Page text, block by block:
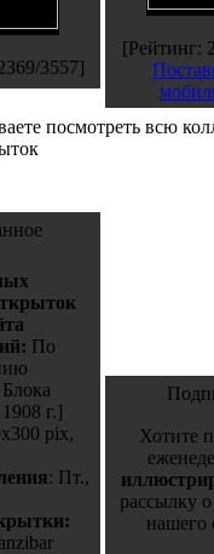
3557]
[Рейтинг:
посмотреть всю
По
г.]
pix,
: Пт.,
Хотите
рассылку
нашего